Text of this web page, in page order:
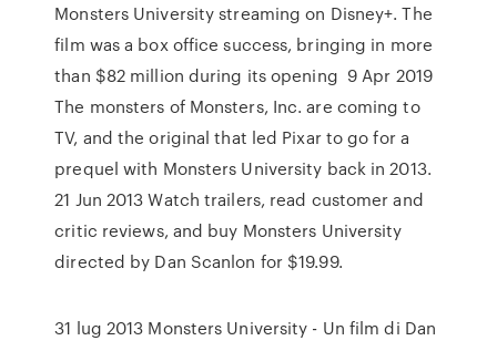
Monsters University streaming on Disney+. The
film was a box office success, bringing in more
than $82 million during its opening 9 Apr 2019
The monsters of Monsters, Inc. are coming to
TV, and the original that led Pixar to go for a
prequel with Monsters University back in 2013.
21 Jun 2013 Watch trailers, read customer and
critic reviews, and buy Monsters University
directed by Dan Scanlon for $19.99.
31 lug 2013 Monsters University - Un film di Dan